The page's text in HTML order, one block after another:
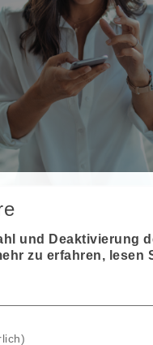
und Deaktivierung
zu erfahren, lesen